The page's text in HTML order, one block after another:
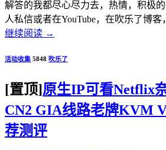
解答的我都尽心尽力去，热情，积极
人私信或者在YouTube，在吹乐了博客
继续阅读 →
活动收集 5848 吹乐了
[置顶]原生IP可看Netflix
CN2 GIA线路老牌KVM
荐测评